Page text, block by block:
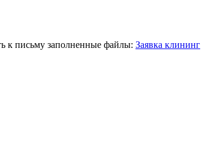
к письму заполненные файлы: Заявка клининг